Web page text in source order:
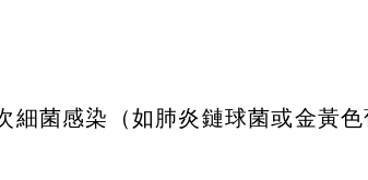
菌感染（如肺炎鏈球菌或金黃色